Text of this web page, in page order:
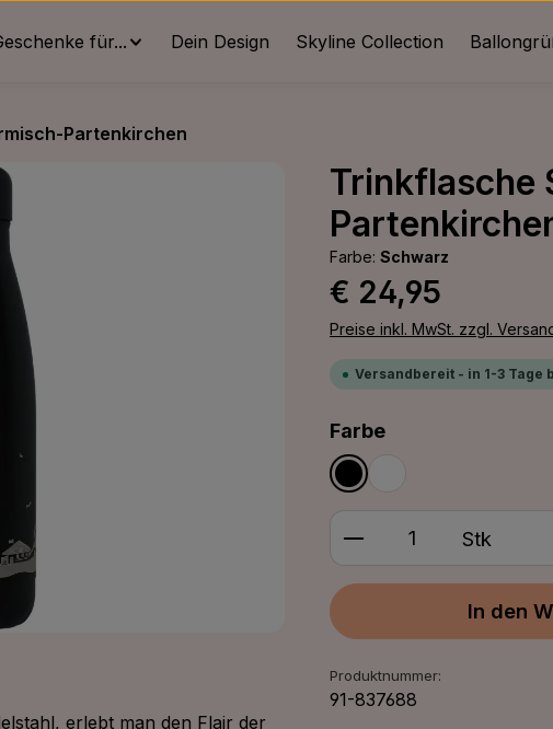
für... Dein Design Skyline Collection
Partenkirchen
Trinkflasche
Farbe: Schwarz
Regulärer Preis:
€ 24,95
Preise inkl. MwSt. zzgl.
Versandbereit - in 1-3 Tage
Farbeauswählen
Schwarz
Produkt Anzahl:
Stk
In den
Produktnummer:
91-837688
erlebt man den Flair der